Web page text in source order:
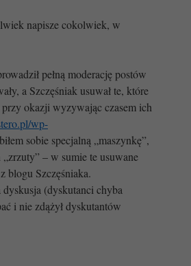
napisze cokolwiek, w
pełną moderację postów
a Szczęśniak usuwał te, które
okazji wyzywając czasem ich
wp-
sobie specjalną „maszynkę”,
– w sumie te usuwane
blogu Szczęśniaka.
dyskusja (dyskutanci chyba
i nie zdążył dyskutantów